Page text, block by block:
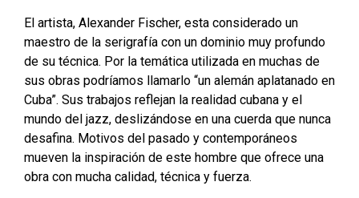
El artista, Alexander Fischer, esta considerado un
maestro de la serigrafía con un dominio muy profundo
de su técnica. Por la temática utilizada en muchas de
sus obras podríamos llamarlo “un alemán aplatanado en
Cuba”. Sus trabajos reflejan la realidad cubana y el
mundo del jazz, deslizándose en una cuerda que nunca
desafina. Motivos del pasado y contemporáneos
mueven la inspiración de este hombre que ofrece una
obra con mucha calidad, técnica y fuerza.